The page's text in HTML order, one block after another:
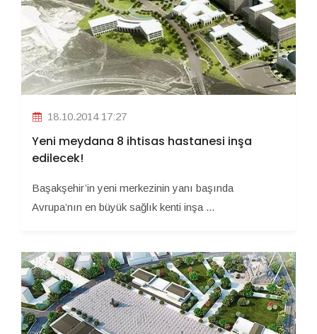
18.10.2014 17:27
Yeni meydana 8 ihtisas hastanesi inşa
edilecek!
Başakşehir’in yeni merkezinin yanı başında
Avrupa’nın en büyük sağlık kenti inşa ...